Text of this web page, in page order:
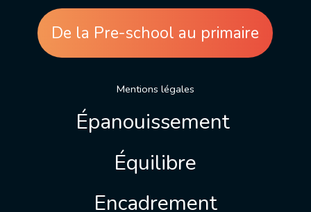
De la Pre-school au primaire
Mentions légales
Épanouissement
Équilibre
Encadrement